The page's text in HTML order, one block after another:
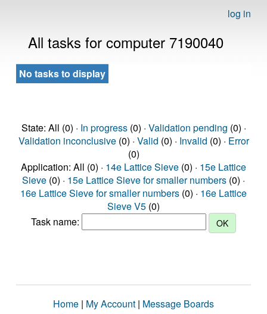
log in
All tasks for computer 7190040
No tasks to display
State: All (0) · In progress(0) · Validation pending (0) ·
Validation inconclusive(0) · Valid (0) · Invalid (0) · Error
(0)
Application: All (0) · 14e Lattice Sieve (0) · 15e Lattice
Sieve (0) · 15e Lattice Sieve for smaller numbers (0) ·
16e Lattice Sieve for smaller numbers (0) · 16e Lattice
Sieve V5 (0)
Task name:
Home | My Account | Message Boards